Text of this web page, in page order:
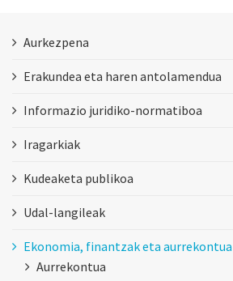
Aurkezpena
Erakundea eta haren antolamendua
Informazio juridiko-normatiboa
Iragarkiak
Kudeaketa publikoa
Udal-langileak
Ekonomia, finantzak eta aurrekontua
Aurrekontua